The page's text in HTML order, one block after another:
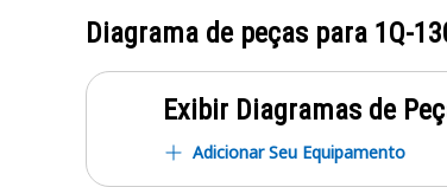
Diagrama de peças para 1Q-
Exibir Diagramas de
Adicionar Seu Equipamento